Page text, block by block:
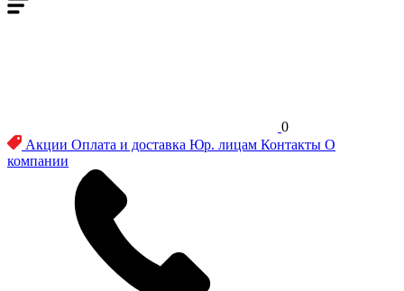
0
Акции Оплата и доставка Юр. лицам Контакты О
компании